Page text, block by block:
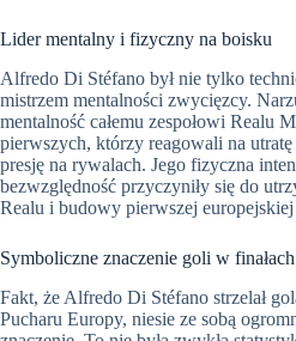
Lider mentalny i fizyczny na boisku
Alfredo Di Stéfano był nie tylko
mistrzem mentalności zwycięzcy.
mentalność całemu zespołowi Realu
pierwszych, którzy reagowali na
presję na rywalach. Jego fizyczna
bezwzględność przyczyniły się do
Realu i budowy pierwszej
Symboliczne znaczenie goli w
Fakt, że Alfredo Di Stéfano strzelał
Pucharu Europy, niesie ze sobą